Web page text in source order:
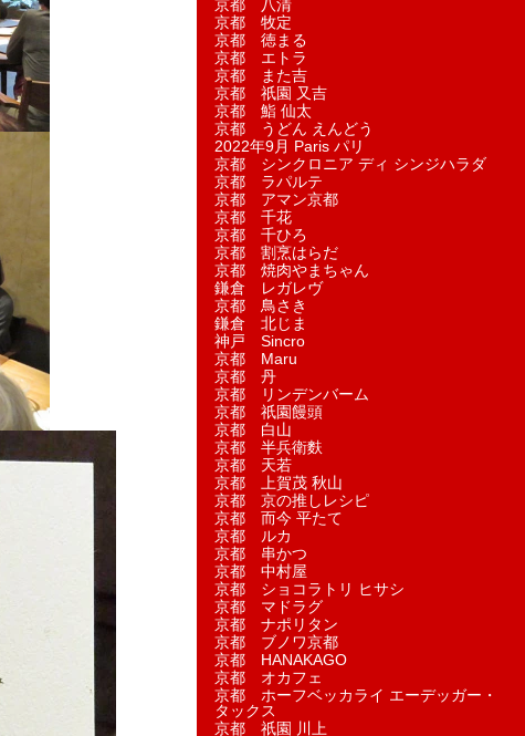
京都 八清
京都 牧定
京都 徳まる
京都 エトラ
京都 また吉
京都 祇園 又吉
京都 鮨 仙太
京都 うどん えんどう
2022年9月 Paris パリ
京都 シンクロニア ディ シンジハラダ
京都 ラパルテ
京都 アマン京都
京都 千花
京都 千ひろ
京都 割烹はらだ
京都 焼肉やまちゃん
鎌倉 レガレヴ
京都 鳥さき
鎌倉 北じま
神戸 Sincro
京都 Maru
京都 丹
京都 リンデンバーム
京都 祇園饅頭
京都 白山
京都 半兵衛麩
京都 天若
京都 上賀茂 秋山
京都 京の推しレシピ
京都 而今 平たて
京都 ルカ
京都 串かつ
京都 中村屋
京都 ショコラトリ ヒサシ
京都 マドラグ
京都 ナポリタン
京都 ブノワ京都
京都 HANAKAGO
京都 オカフェ
京都 ホーフベッカライ エーデッガー・
タックス
京都 祇園 川上